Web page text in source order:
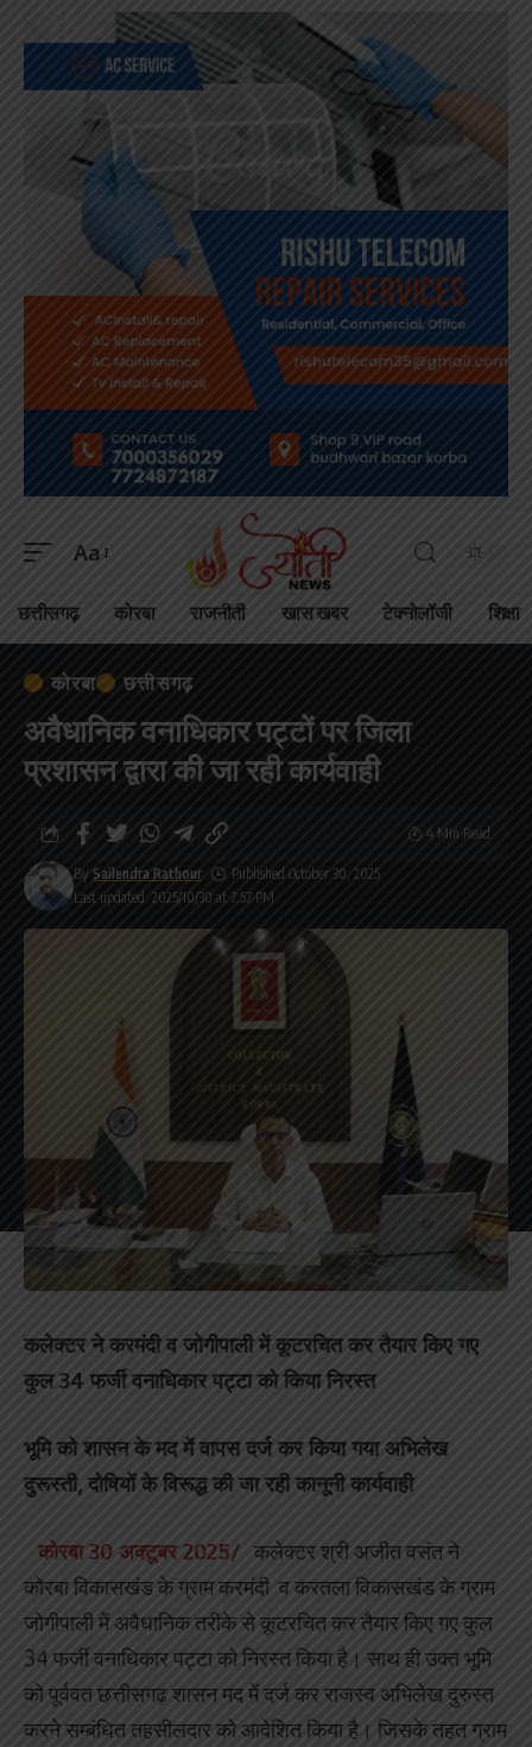
Aa
छत्तीसगढ़ कोरबा राजनीती खास खबर टेक्नोलॉजी शिक्षा
कोरबा छत्तीसगढ़
अवैधानिक वनाधिकार पट्टों पर जिला
प्रशासन द्वारा की जा रही कार्यवाही
Last updated: 2025/10/30 at 7:57 PM
By Sailendra Rathour Published October 30, 2025
4 Min Read
कलेक्टर ने करमंदी व जोगीपाली में कूटरचित कर तैयार किए गए
कुल 34 फर्जी वनाधिकार पट्टा को किया निरस्त
भूमि को शासन के मद में वापस दर्ज कर किया गया अभिलेख
दुरूस्ती, दोषियों के विरूद्ध की जा रही कानूनी कार्यवाही
कोरबा 30 अक्टूबर 2025/ कलेक्टर श्री अजीत वसंत ने
कोरबा विकासखंड के ग्राम करमंदी व करतला विकासखंड के ग्राम
जोगीपाली में अवैधानिक तरीके से कूटरचित कर तैयार किए गए कुल
34 फर्जी वनाधिकार पट्टा को निरस्त किया है। साथ ही उक्त भूमि
को पूर्ववत छत्तीसगढ़ शासन मद में दर्ज कर राजस्व अभिलेख दुरुस्त
करने सम्बंधित तहसीलदार को आदेशित किया है। जिसके तहत ग्राम